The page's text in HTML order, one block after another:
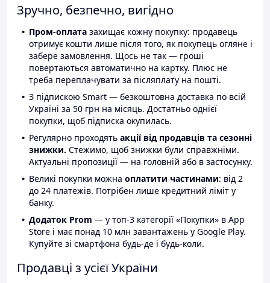
Зручно, безпечно, вигідно
Пром-оплата захищає кожну покупку: продавець
отримує кошти лише після того, як покупець огляне і
забере замовлення. Щось не так — гроші
повертаються автоматично на картку. Плюс не
треба переплачувати за післяплату на пошті.
З підпискою Smart — безкоштовна доставка по всій
Україні за 50 грн на місяць. Достатньо однієї
покупки, щоб підписка окупилась.
Регулярно проходять акції від продавців та сезонні
знижки. Стежимо, щоб знижки були справжніми.
Актуальні пропозиції — на головній або в застосунку.
Великі покупки можна оплатити частинами: від 2
до 24 платежів. Потрібен лише кредитний ліміт у
банку.
Додаток Prom — у топ-3 категорії «Покупки» в App
Store і має понад 10 млн завантажень у Google Play.
Купуйте зі смартфона будь-де і будь-коли.
Продавці з усієї України